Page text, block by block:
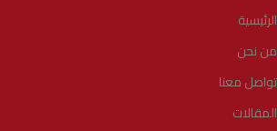
الرئيسية
من نحن
تواصل معنا
المقالات